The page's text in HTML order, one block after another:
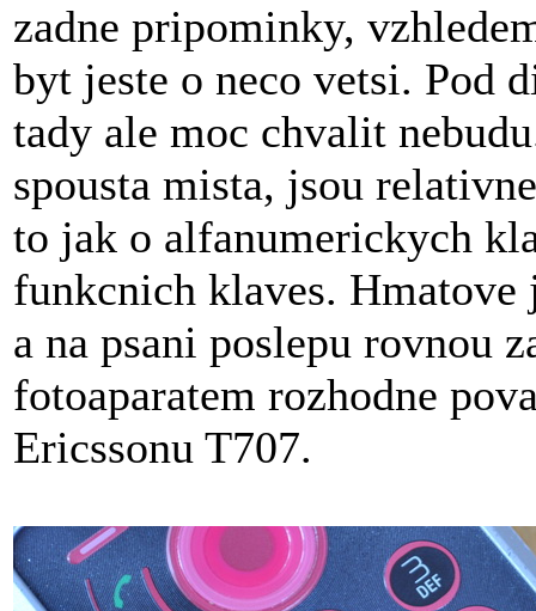
zadne pripominky,
byt jeste o neco vetsi. Pod
tady ale moc chvalit
spousta mista, jsou
to jak o alfanumerickych
funkcnich klaves.
a na psani poslepu rovnou
fotoaparatem rozhodne
Ericssonu T707.